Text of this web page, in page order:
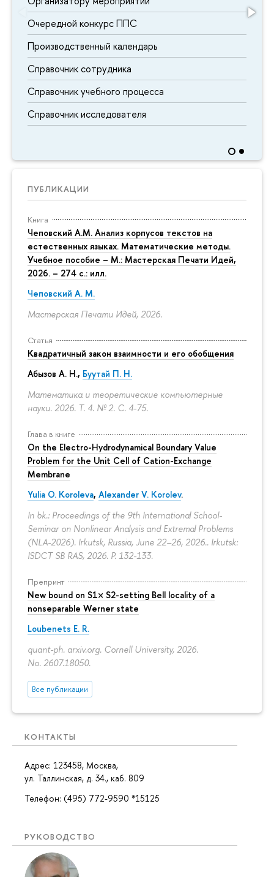
Очередной конкурс ППС
Производственный календарь
Справочник сотрудника
Справочник учебного процесса
Справочник исследователя
ПУБЛИКАЦИИ
Книга
Чеповский А.М. Анализ корпусов текстов на
естественных языках. Математические методы.
Учебное пособие – М.: Мастерская Печати Идей,
2026. – 274 с.: илл.
Чеповский А. М.
Мастерская Печати Идей, 2026.
Статья
Квадратичный закон взаимности и его обобщения
Абызов А. Н., Буутай П. Н.
Математика и теоретические компьютерные
науки. 2026. Т. 4. № 2. С. 4-75.
Глава в книге
On the Electro-Hydrodynamical Boundary Value
Problem for the Unit Cell of Cation-Exchange
Membrane
Yulia O. Koroleva, Alexander V. Korolev.
In bk.: Proceedings of the 9th International School-
Seminar on Nonlinear Analysis and Extremal Problems
(NLA-2026). Irkutsk, Russia, June 22–26, 2026.. Irkutsk:
ISDCT SB RAS, 2026. P. 132-133.
Препринт
New bound on S1× S2-setting Bell locality of a
nonseparable Werner state
Loubenets E. R.
quant-ph. arxiv.org. Cornell University, 2026.
No. 2607.18050.
Все публикации
КОНТАКТЫ
Адрес: 123458, Москва,
ул. Таллинская, д. 34., каб. 809
Телефон: (495) 772-9590 *15125
РУКОВОДСТВО